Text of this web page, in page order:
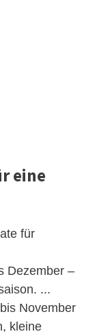
eine
für
Dezember –
...
November
kleine